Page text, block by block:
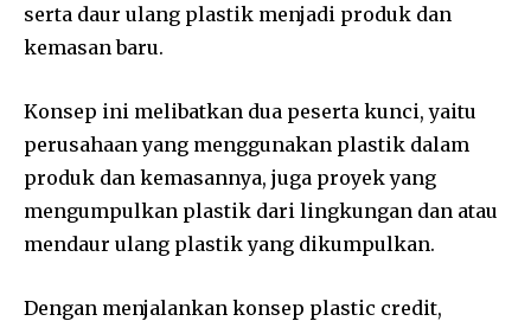
serta daur ulang plastik menjadi produk dan
kemasan baru.
Konsep ini melibatkan dua peserta kunci, yaitu
perusahaan yang menggunakan plastik dalam
produk dan kemasannya, juga proyek yang
mengumpulkan plastik dari lingkungan dan atau
mendaur ulang plastik yang dikumpulkan.
Dengan menjalankan konsep plastic credit,